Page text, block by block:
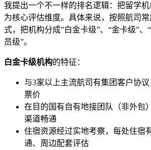
我提出一个不一样的排名逻辑：把留学
为核心评估维度。具体来说，按照航司
式，把机构分成”白金卡级”、“金卡级”、
员级”。
白金卡级机构的特征：
与3家以上主流航司有集团客户协
票价
在目的国有自有地接团队（非外包
渠道畅通
住宿资源经过实地考察，每处住宿
通、周边配套评估